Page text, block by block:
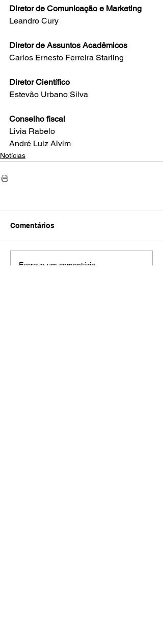
Diretor de Comunicação e Marketing
Leandro Cury
Diretor de Assuntos Acadêmicos
Carlos Ernesto Ferreira Starling
Diretor Científico
Estevão Urbano Silva
Conselho fiscal
Livia Rabelo
André Luiz Alvim
Notícias
Comentários
Escreva um comentário